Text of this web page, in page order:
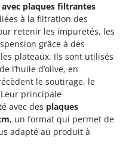
plaques filtrantes
à la filtration des
retenir les impuretés, les
grâce à des
plateaux. Ils sont utilisés
l’huile d’olive, en
le soutirage, le
principale
avec des plaques
, un format qui permet de
adapté au produit à